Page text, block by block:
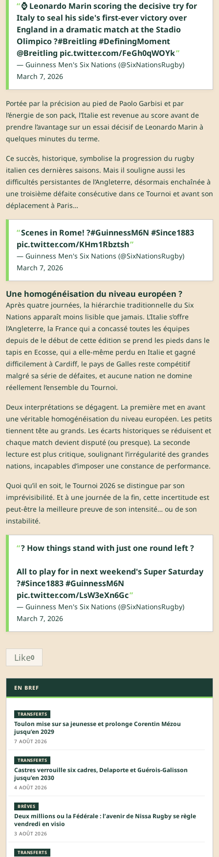
⌚️ Leonardo Marin scoring the decisive try for
Italy to seal his side's first-ever victory over
England in a dramatic match at the Stadio
Olimpico ?#Breitling #DefiningMoment
@Breitling pic.twitter.com/FeGh0qWOYk
— Guinness Men's Six Nations (@SixNationsRugby)
March 7, 2026
Portée par la précision au pied de Paolo Garbisi et par
l’énergie de son pack, l’Italie est revenue au score avant de
prendre l’avantage sur un essai décisif de Leonardo Marin à
quelques minutes du terme.
Ce succès, historique, symbolise la progression du rugby
italien ces dernières saisons. Mais il souligne aussi les
difficultés persistantes de l’Angleterre, désormais enchaînée à
une troisième défaite consécutive dans ce Tournoi et avant son
déplacement à Paris…
Scenes in Rome! ?#GuinnessM6N #Since1883
pic.twitter.com/KHm1Rbztsh
— Guinness Men's Six Nations (@SixNationsRugby)
March 7, 2026
Une homogénéisation du niveau européen ?
Après quatre journées, la hiérarchie traditionnelle du Six
Nations apparaît moins lisible que jamais. L’Italie s’offre
l’Angleterre, la France qui a concassé toutes les équipes
depuis de le début de cette édition se prend les pieds dans le
tapis en Ecosse, qui a elle-même perdu en Italie et gagné
difficilement à Cardiff, le pays de Galles reste compétitif
malgré sa série de défaites, et aucune nation ne domine
réellement l’ensemble du Tournoi.
Deux interprétations se dégagent. La première met en avant
une véritable homogénéisation du niveau européen. Les petits
tiennent tête au grands. Les écarts historiques se réduisent et
chaque match devient disputé (ou presque). La seconde
lecture est plus critique, soulignant l’irrégularité des grandes
nations, incapables d’imposer une constance de performance.
Quoi qu’il en soit, le Tournoi 2026 se distingue par son
imprévisibilité. Et à une journée de la fin, cette incertitude est
peut-être la meilleure preuve de son intensité… ou de son
instabilité.
? How things stand with just one round left ?
All to play for in next weekend's Super Saturday
?#Since1883#GuinnessM6N
pic.twitter.com/LsW3eXn6Gc
— Guinness Men's Six Nations (@SixNationsRugby)
March 7, 2026
Like0
EN BREF
TRANSFERTS
Toulon mise sur sa jeunesse et prolonge Corentin Mézou
jusqu’en 2029
7 AOÛT 2026
TRANSFERTS
Castres verrouille six cadres, Delaporte et Guérois-Galisson
jusqu’en 2030
4 AOÛT 2026
BRÈVES
Deux millions ou la Fédérale : l’avenir de Nissa Rugby se règle
vendredi en visio
3 AOÛT 2026
TRANSFERTS